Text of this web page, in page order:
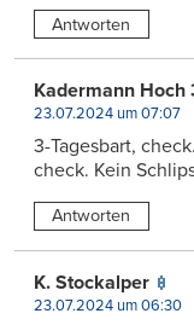
Antworten
Kadermann Hoch
23.07.2024 um 07:07
3-Tagesbart,
check. Kein
Antworten
K. Stockalper
23.07.2024 um 06:30